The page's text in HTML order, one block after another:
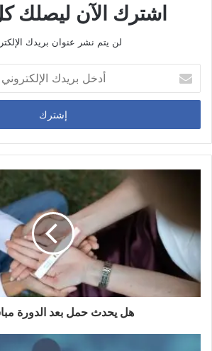
اشترك الآن ليصلك
لن يتم نشر عنوان بريدك
خ
ب
ر
إ
ت
هل يحدث حمل بعد الدورة